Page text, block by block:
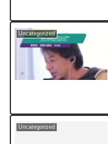
Uncategorized
Uncategorized